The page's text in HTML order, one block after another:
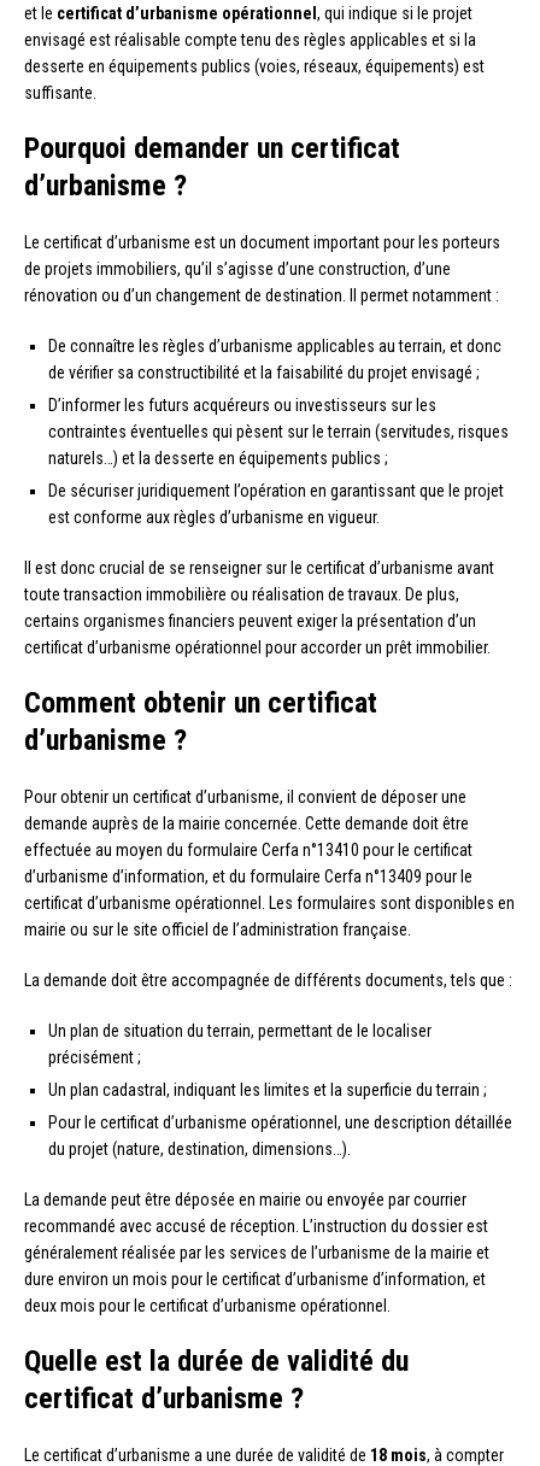
et le certificat d’urbanisme opérationnel, qui indique si le projet
envisagé est réalisable compte tenu des règles applicables et si la
desserte en équipements publics (voies, réseaux, équipements) est
suffisante.
Pourquoi demander un certificat
d’urbanisme ?
Le certificat d’urbanisme est un document important pour les porteurs
de projets immobiliers, qu’il s’agisse d’une construction, d’une
rénovation ou d’un changement de destination. Il permet notamment :
De connaître les règles d’urbanisme applicables au terrain, et donc
de vérifier sa constructibilité et la faisabilité du projet envisagé ;
D’informer les futurs acquéreurs ou investisseurs sur les
contraintes éventuelles qui pèsent sur le terrain (servitudes, risques
naturels…) et la desserte en équipements publics ;
De sécuriser juridiquement l’opération en garantissant que le projet
est conforme aux règles d’urbanisme en vigueur.
Il est donc crucial de se renseigner sur le certificat d’urbanisme avant
toute transaction immobilière ou réalisation de travaux. De plus,
certains organismes financiers peuvent exiger la présentation d’un
certificat d’urbanisme opérationnel pour accorder un prêt immobilier.
Comment obtenir un certificat
d’urbanisme ?
Pour obtenir un certificat d’urbanisme, il convient de déposer une
demande auprès de la mairie concernée. Cette demande doit être
effectuée au moyen du formulaire Cerfa n°13410 pour le certificat
d’urbanisme d’information, et du formulaire Cerfa n°13409 pour le
certificat d’urbanisme opérationnel. Les formulaires sont disponibles en
mairie ou sur le site officiel de l’administration française.
La demande doit être accompagnée de différents documents, tels que :
Un plan de situation du terrain, permettant de le localiser
précisément ;
Un plan cadastral, indiquant les limites et la superficie du terrain ;
Pour le certificat d’urbanisme opérationnel, une description détaillée
du projet (nature, destination, dimensions…).
La demande peut être déposée en mairie ou envoyée par courrier
recommandé avec accusé de réception. L’instruction du dossier est
généralement réalisée par les services de l’urbanisme de la mairie et
dure environ un mois pour le certificat d’urbanisme d’information, et
deux mois pour le certificat d’urbanisme opérationnel.
Quelle est la durée de validité du
certificat d’urbanisme ?
Le certificat d’urbanisme a une durée de validité de 18 mois, à compter